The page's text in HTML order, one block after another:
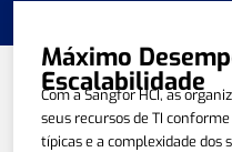
Máximo
Escalabilidade
Com a Sangfor HCI, as
seus recursos de TI
típicas e a complexidade dos